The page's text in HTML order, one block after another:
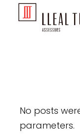
No posts
parameters.